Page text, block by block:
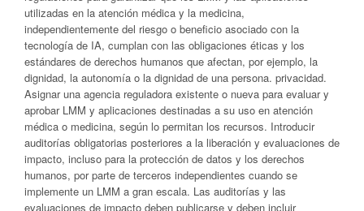
utilizadas en la atención médica y la medicina,
independientemente del riesgo o beneficio asociado con la
tecnología de IA, cumplan con las obligaciones éticas y los
estándares de derechos humanos que afectan, por ejemplo, la
dignidad, la autonomía o la dignidad de una persona. privacidad.
Asignar una agencia reguladora existente o nueva para evaluar y
aprobar LMM y aplicaciones destinadas a su uso en atención
médica o medicina, según lo permitan los recursos. Introducir
auditorías obligatorias posteriores a la liberación y evaluaciones de
impacto, incluso para la protección de datos y los derechos
humanos, por parte de terceros independientes cuando se
implemente un LMM a gran escala. Las auditorías y las
evaluaciones de impacto deben publicarse y deben incluir